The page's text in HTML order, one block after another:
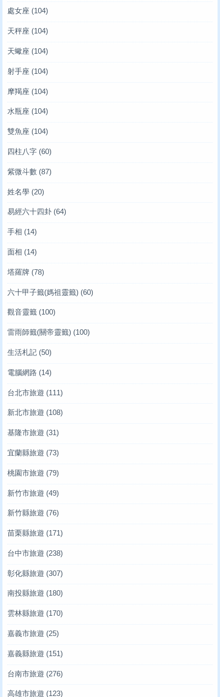
處女座 (104)
天秤座 (104)
天蠍座 (104)
射手座 (104)
摩羯座 (104)
水瓶座 (104)
雙魚座 (104)
四柱八字 (60)
紫微斗數 (87)
姓名學 (20)
易經六十四卦 (64)
手相 (14)
面相 (14)
塔羅牌 (78)
六十甲子籤(媽祖靈籤) (60)
觀音靈籤 (100)
雷雨師籤(關帝靈籤) (100)
生活札記 (50)
電腦網路 (14)
台北市旅遊 (111)
新北市旅遊 (108)
基隆市旅遊 (31)
宜蘭縣旅遊 (73)
桃園市旅遊 (79)
新竹市旅遊 (49)
新竹縣旅遊 (76)
苗栗縣旅遊 (171)
台中市旅遊 (238)
彰化縣旅遊 (307)
南投縣旅遊 (180)
雲林縣旅遊 (170)
嘉義市旅遊 (25)
嘉義縣旅遊 (151)
台南市旅遊 (276)
高雄市旅遊 (123)